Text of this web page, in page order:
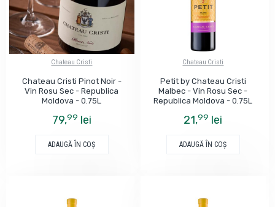
Chateau Cristi
Chateau Cristi Pinot Noir -
Vin Rosu Sec - Republica
Moldova - 0.75L
79,99 lei
ADAUGĂ ÎN COŞ
Chateau Cristi
Petit by Chateau Cristi
Malbec - Vin Rosu Sec -
Republica Moldova - 0.75L
21,99 lei
ADAUGĂ ÎN COŞ